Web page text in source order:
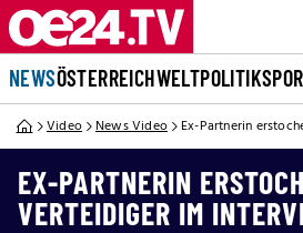
NEWSÖSTERREICHWELTPOLITIK
Video News Video Ex-Partnerin
EX-PARTNERIN
VERTEIDIGER IM